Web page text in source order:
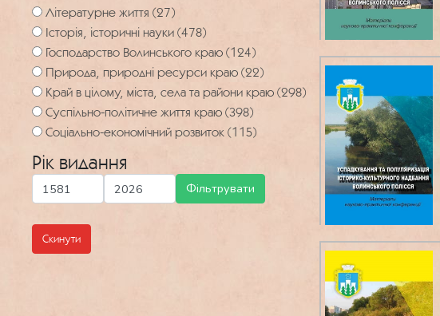
Літературне життя (27)
Історія, історичні науки (478)
Господарство Волинського краю (124)
Природа, природні ресурси краю (22)
Край в цілому, міста, села та райони краю (298)
Суспільно-політичне життя краю (398)
Соціально-економічний розвиток (115)
Рік видання
Скинути